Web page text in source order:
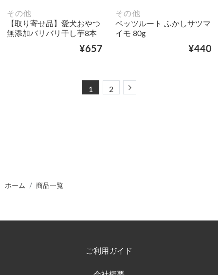
その他
【取り寄せ品】愛犬おやつ
無添加バリバリ干し芋8本
¥657
その他
ペッツルート ふかしサツマ
イモ 80g
¥440
1 2 Next
ホーム 商品一覧
ご利用ガイド